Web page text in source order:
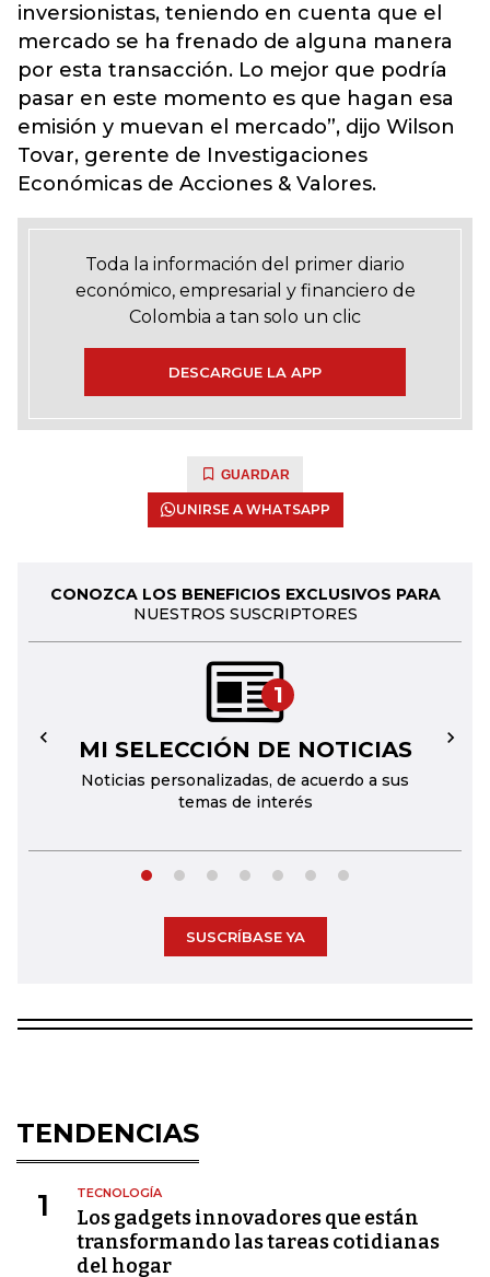
inversionistas, teniendo en cuenta que el
mercado se ha frenado de alguna manera
por esta transacción. Lo mejor que podría
pasar en este momento es que hagan esa
emisión y muevan el mercado”, dijo Wilson
Tovar, gerente de Investigaciones
Económicas de Acciones & Valores.
Toda la información del primer diario
económico, empresarial y financiero de
Colombia a tan solo un clic
DESCARGUE LA APP
GUARDAR
UNIRSE A WHATSAPP
CONOZCA LOS BENEFICIOS EXCLUSIVOS PARA
NUESTROS SUSCRIPTORES
1
MI SELECCIÓN DE NOTICIAS
Noticias personalizadas, de acuerdo a sus
temas de interés
← →
SUSCRÍBASE YA
TENDENCIAS
1 TECNOLOGÍA
Los gadgets innovadores que están
transformando las tareas cotidianas
del hogar